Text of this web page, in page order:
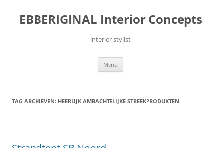
inhoud
EBBERIGINAL Interior Concepts
interior stylist
Menu
TAG ARCHIEVEN: HEERLIJK AMBACHTELIJKE STREEKPRODUKTEN